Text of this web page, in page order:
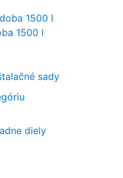
1500 l
sady
diely